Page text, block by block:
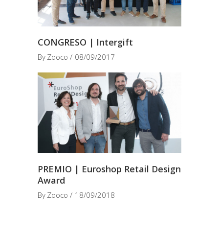
CONGRESO | Intergift
By Zooco 08/09/2017
PREMIO | Euroshop Retail Design
Award
By Zooco 18/09/2018